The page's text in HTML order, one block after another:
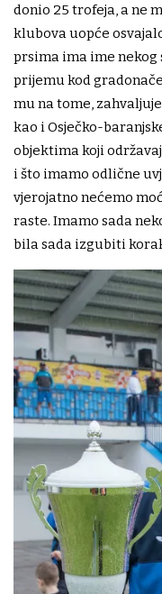
donio 25 trofeja, a ne
klubova uopće
prsima ima ime nekog
prijemu kod
mu na tome,
kao i Osječko-
objektima koji
i što imamo odlične
vjerojatno nećemo
raste. Imamo sada
bila sada izgubiti